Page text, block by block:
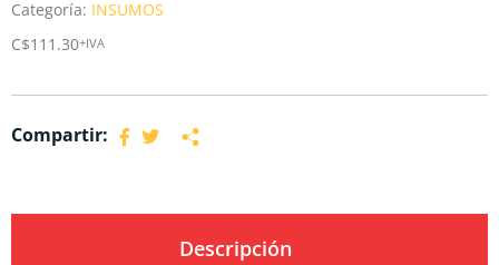
Categoría: INSUMOS
C$111.30+IVA
Compartir:
Descripción